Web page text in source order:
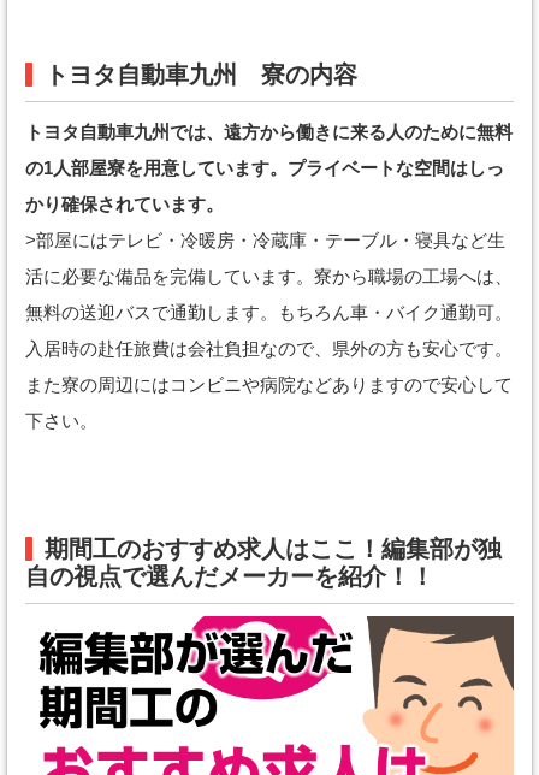
トヨタ自動車九州 寮の内容
トヨタ自動車九州では、遠方から働きに来る人のために無料
の1人部屋寮を用意しています。プライベートな空間はしっ
かり確保されています。
>部屋にはテレビ・冷暖房・冷蔵庫・テーブル・寝具など生
活に必要な備品を完備しています。寮から職場の工場へは、
無料の送迎バスで通勤します。もちろん車・バイク通勤可。
入居時の赴任旅費は会社負担なので、県外の方も安心です。
また寮の周辺にはコンビニや病院などありますので安心して
下さい。
期間工のおすすめ求人はここ！編集部が独
自の視点で選んだメーカーを紹介！！